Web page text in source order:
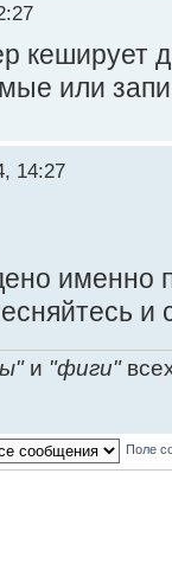
кеширует
или
14:27
именно
и
и "фиги"
Поле